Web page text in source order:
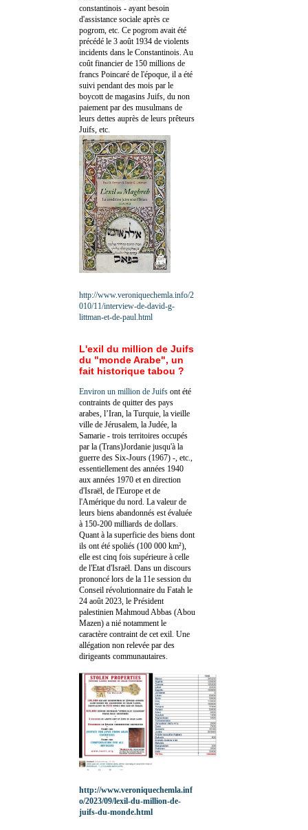
constantinois - ayant besoin
d'assistance sociale après ce
pogrom, etc. Ce pogrom avait été
précédé le 3 août 1934 de violents
incidents dans le Constantinois. Au
coût financier de 150 millions de
francs Poincaré de l'époque, il a été
suivi pendant des mois par le
boycott de magasins Juifs, du non
paiement par des musulmans de
leurs dettes auprès de leurs prêteurs
Juifs, etc.
http://www.veroniquechemla.info/2
010/11/interview-de-david-g-
littman-et-de-paul.html
L'exil du million de Juifs
du "monde Arabe", un
fait historique tabou ?
Environ un million de Juifs ont été
contraints de quitter des pays
arabes, l’Iran, la Turquie, la vieille
ville de Jérusalem, la Judée, la
Samarie - trois territoires occupés
par la (Trans)Jordanie jusqu'à la
guerre des Six-Jours (1967) -, etc.,
essentiellement des années 1940
aux années 1970 et en direction
d'Israël, de l'Europe et de
l'Amérique du nord. La valeur de
leurs biens abandonnés est évaluée
à 150-200 milliards de dollars.
Quant à la superficie des biens dont
ils ont été spoliés (100 000 km²),
elle est cinq fois supérieure à celle
de l'Etat d'Israël. Dans un discours
prononcé lors de la 11e session du
Conseil révolutionnaire du Fatah le
24 août 2023, le Président
palestinien Mahmoud Abbas (Abou
Mazen) a nié notamment le
caractère contraint de cet exil. Une
allégation non relevée par des
dirigeants communautaires.
http://www.veroniquechemla.inf
o/2023/09/lexil-du-million-de-
juifs-du-monde.html